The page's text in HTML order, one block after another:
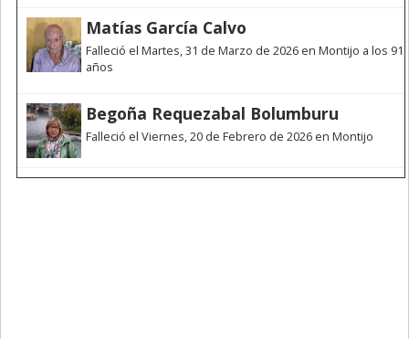
Matías García Calvo
Falleció el Martes, 31 de Marzo de 2026 en Montijo a los 91
años
Begoña Requezabal Bolumburu
Falleció el Viernes, 20 de Febrero de 2026 en Montijo